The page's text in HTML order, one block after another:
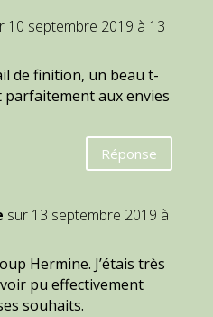
10 septembre 2019 à 13
de finition, un beau t-
aux envies
Réponse
sur 13 septembre 2019 à
Hermine. J’étais très
pu effectivement
souhaits.